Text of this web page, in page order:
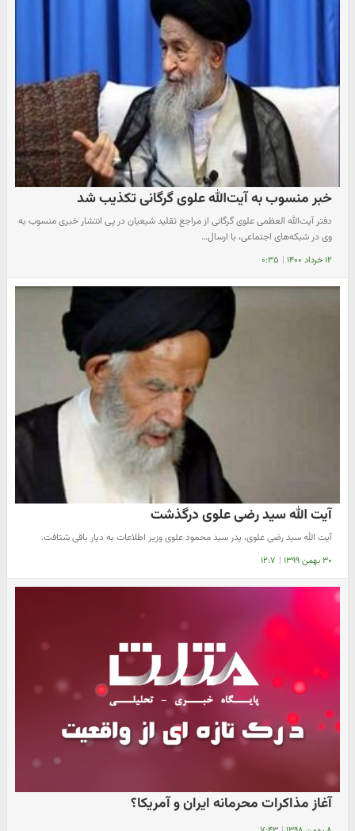
خبر منسوب به آیت‌الله علوی گرگانی تکذیب شد
دفتر آیت‌الله العظمی علوی گرگانی از مراجع تقلید شیعیان در پی انتشار خبری منسوب به
وی در شبکه‌های اجتماعی، با ارسال…
۱۲ خرداد ۱۴۰۰ | ۰:۳۵
آیت الله سید رضی علوی درگذشت
آیت الله سید رضی علوی، پدر سید محمود علوی وزیر اطلاعات به دیار باقی شتافت.
۳۰ بهمن ۱۳۹۹ | ۱۲:۷
آغاز مذاکرات محرمانه ایران و آمریکا؟